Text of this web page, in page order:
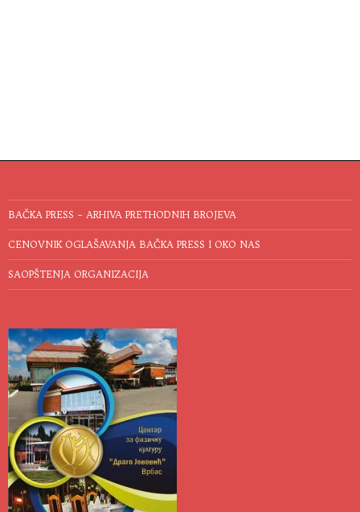
BAČKA PRESS – ARHIVA PRETHODNIH BROJEVA
CENOVNIK OGLAŠAVANJA BAČKA PRESS I OKO NAS
SAOPŠTENJA ORGANIZACIJA